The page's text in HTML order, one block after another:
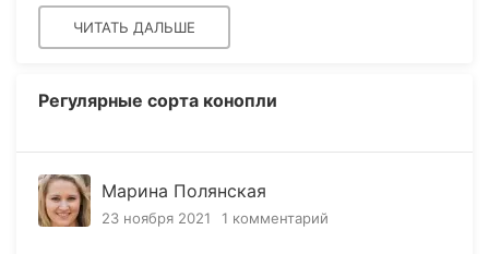
ЧИТАТЬ ДАЛЬШЕ
Регулярные сорта конопли
Марина Полянская
23 ноября 2021 1 комментарий